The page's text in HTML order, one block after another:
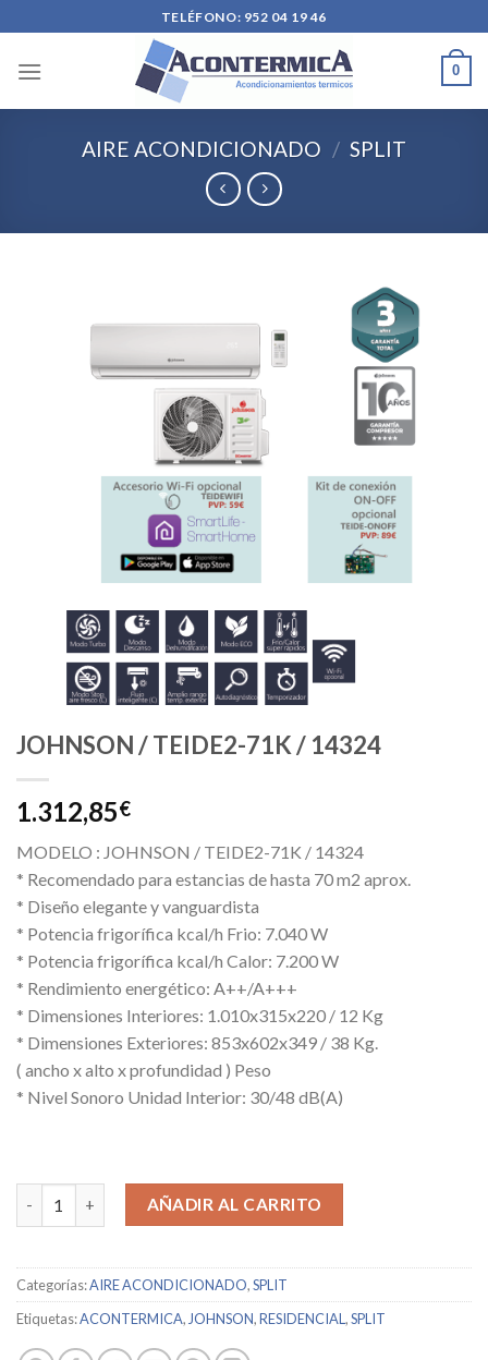
to
content
TELÉFONO: 952 04 19 46
0
AIRE ACONDICIONADO / SPLIT
JOHNSON / TEIDE2-71K / 14324
1.312,85€
MODELO : JOHNSON / TEIDE2-71K / 14324
* Recomendado para estancias de hasta 70 m2 aprox.
* Diseño elegante y vanguardista
* Potencia frigorífica kcal/h Frio: 7.040 W
* Potencia frigorífica kcal/h Calor: 7.200 W
* Rendimiento energético: A++/A+++
* Dimensiones Interiores: 1.010x315x220 / 12 Kg
* Dimensiones Exteriores: 853x602x349 / 38 Kg.
( ancho x alto x profundidad ) Peso
* Nivel Sonoro Unidad Interior: 30/48 dB(A)
JOHNSON / TEIDE2-71K / 14324 cantidad
AÑADIR AL CARRITO
Categorías:AIRE ACONDICIONADO,SPLIT
Etiquetas:ACONTERMICA, JOHNSON,RESIDENCIAL ,SPLIT